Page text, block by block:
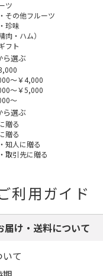
ツ
その他フルーツ
珍味
肉・ハム）
フト
ら選ぶ
～￥4,000
～￥5,000
～
ら選ぶ
贈る
贈る
知人に贈る
取引先に贈る
利用ガイド
届け・送料について
て